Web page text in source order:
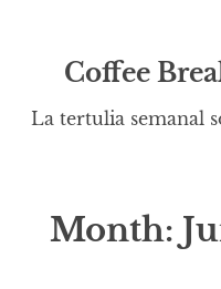
Coffee
La tertulia semanal
Month: